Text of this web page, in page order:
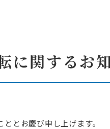
エネルギー事業者向け電力需給制
エリアアグリゲーション
に関するお
とお慶び申し上げます。